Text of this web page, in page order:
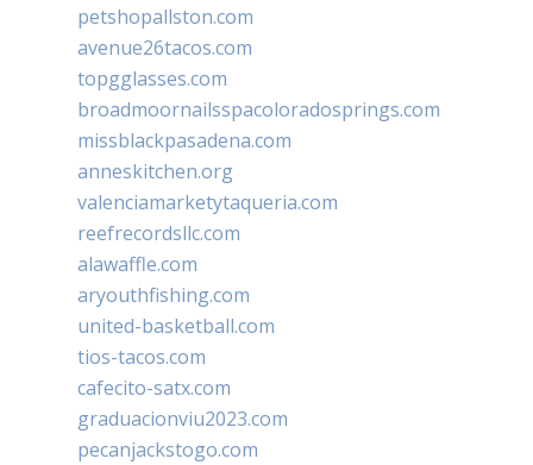
petshopallston.com
avenue26tacos.com
topgglasses.com
broadmoornailsspacoloradosprings.com
missblackpasadena.com
anneskitchen.org
valenciamarketytaqueria.com
reefrecordsllc.com
alawaffle.com
aryouthfishing.com
united-basketball.com
tios-tacos.com
cafecito-satx.com
graduacionviu2023.com
pecanjackstogo.com